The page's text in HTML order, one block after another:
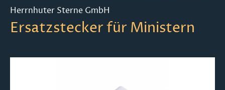
Herrnhuter Sterne GmbH
Ersatzstecker für Ministern